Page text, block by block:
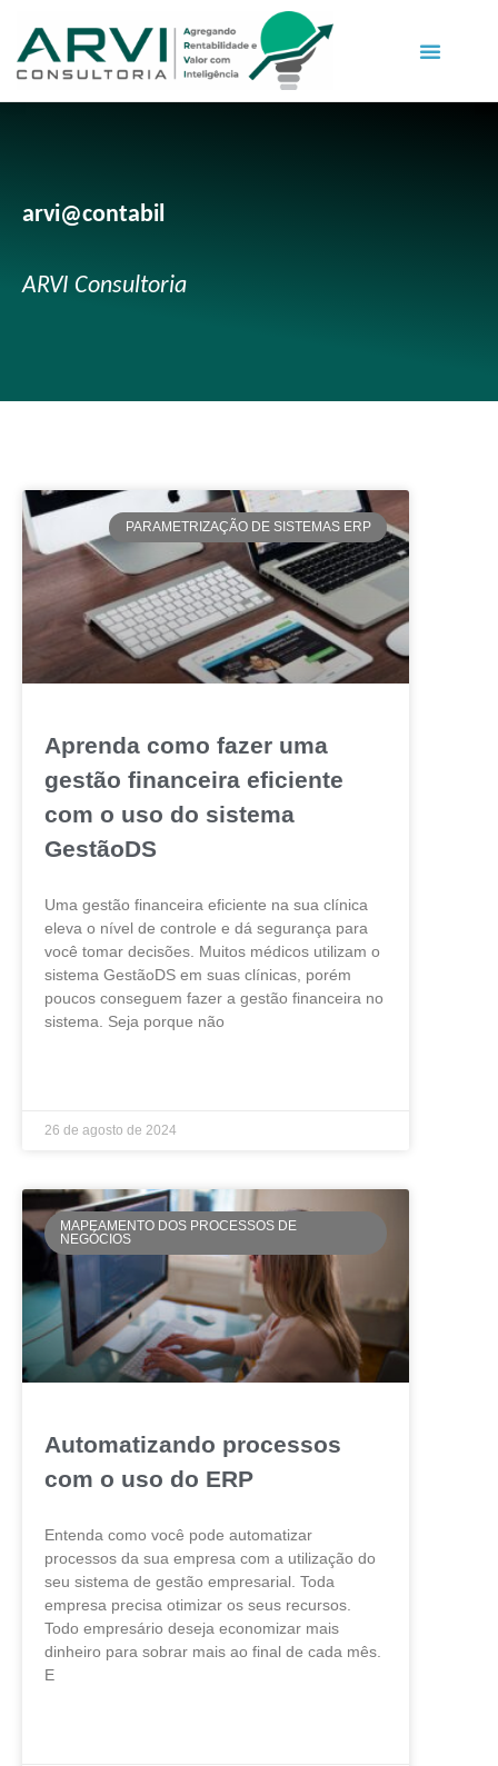
arvi@contabil
ARVI Consultoria
PARAMETRIZAÇÃO DE SISTEMAS ERP
Aprenda como fazer uma
gestão financeira eficiente
com o uso do sistema
GestãoDS
Uma gestão financeira eficiente na sua clínica
eleva o nível de controle e dá segurança para
você tomar decisões. Muitos médicos utilizam o
sistema GestãoDS em suas clínicas, porém
poucos conseguem fazer a gestão financeira no
sistema. Seja porque não
26 de agosto de 2024
MAPEAMENTO DOS PROCESSOS DE
NEGÓCIOS
Automatizando processos
com o uso do ERP
Entenda como você pode automatizar
processos da sua empresa com a utilização do
seu sistema de gestão empresarial. Toda
empresa precisa otimizar os seus recursos.
Todo empresário deseja economizar mais
dinheiro para sobrar mais ao final de cada mês.
E